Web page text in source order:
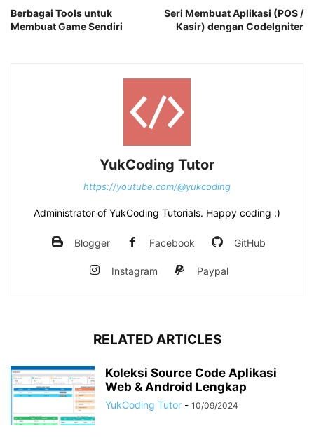
Berbagai Tools untuk
Membuat Game Sendiri
Seri Membuat Aplikasi (POS /
Kasir) dengan CodeIgniter
YukCoding Tutor
https://youtube.com/@yukcoding
Administrator of YukCoding Tutorials. Happy coding :)
Blogger Facebook GitHub
Instagram Paypal
RELATED ARTICLES
Koleksi Source Code Aplikasi
Web & Android Lengkap
YukCoding Tutor - 10/09/2024